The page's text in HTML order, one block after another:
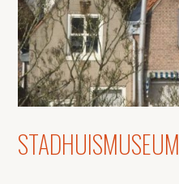
STADHUISMUSEUM